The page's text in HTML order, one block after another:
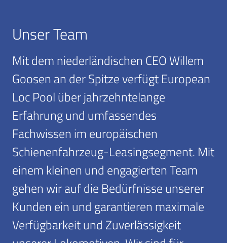
Unser Team
Mit dem niederländischen CEO Willem
Goosen an der Spitze verfügt European
Loc Pool über jahrzehntelange
Erfahrung und umfassendes
Fachwissen im europäischen
Schienenfahrzeug-Leasingsegment. Mit
einem kleinen und engagierten Team
gehen wir auf die Bedürfnisse unserer
Kunden ein und garantieren maximale
Verfügbarkeit und Zuverlässigkeit